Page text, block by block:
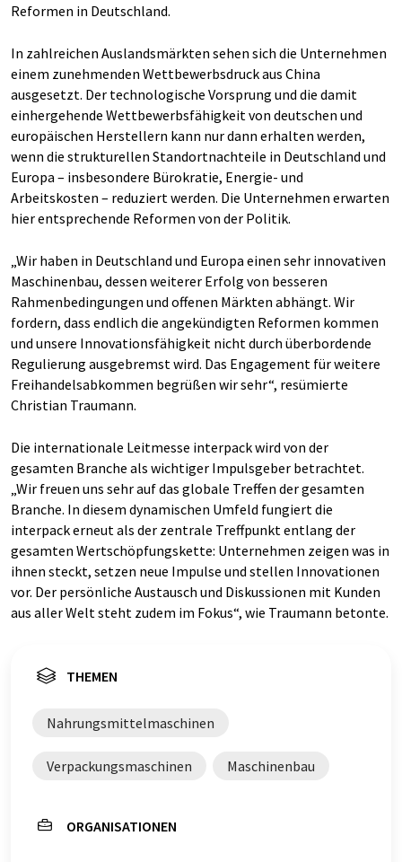
Reformen in Deutschland.
In zahlreichen Auslandsmärkten sehen sich die Unternehmen
einem zunehmenden Wettbewerbsdruck aus China
ausgesetzt. Der technologische Vorsprung und die damit
einhergehende Wettbewerbsfähigkeit von deutschen und
europäischen Herstellern kann nur dann erhalten werden,
wenn die strukturellen Standortnachteile in Deutschland und
Europa – insbesondere Bürokratie, Energie- und
Arbeitskosten – reduziert werden. Die Unternehmen erwarten
hier entsprechende Reformen von der Politik.
„Wir haben in Deutschland und Europa einen sehr innovativen
Maschinenbau, dessen weiterer Erfolg von besseren
Rahmenbedingungen und offenen Märkten abhängt. Wir
fordern, dass endlich die angekündigten Reformen kommen
und unsere Innovationsfähigkeit nicht durch überbordende
Regulierung ausgebremst wird. Das Engagement für weitere
Freihandelsabkommen begrüßen wir sehr“, resümierte
Christian Traumann.
Die internationale Leitmesse interpack wird von der
gesamten Branche als wichtiger Impulsgeber betrachtet.
„Wir freuen uns sehr auf das globale Treffen der gesamten
Branche. In diesem dynamischen Umfeld fungiert die
interpack erneut als der zentrale Treffpunkt entlang der
gesamten Wertschöpfungskette: Unternehmen zeigen was in
ihnen steckt, setzen neue Impulse und stellen Innovationen
vor. Der persönliche Austausch und Diskussionen mit Kunden
aus aller Welt steht zudem im Fokus“, wie Traumann betonte.
THEMEN
Nahrungsmittelmaschinen
Verpackungsmaschinen Maschinenbau
ORGANISATIONEN